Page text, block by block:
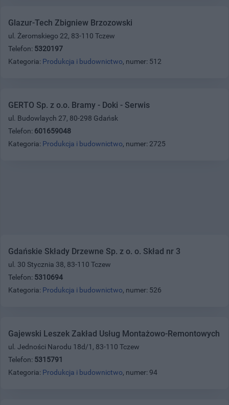
Glazur-Tech Zbigniew Brzozowski
ul. Żeromskiego 22, 83-110 Tczew
Telefon: 5320197
Kategoria: Produkcja i budownictwo, numer: 512
GERTO Sp. z o.o. Bramy - Doki - Serwis
ul. Budowlaych 27, 80-298 Gdańsk
Telefon: 601659048
Kategoria: Produkcja i budownictwo, numer: 2725
Gdańskie Składy Drzewne Sp. z o. o. Skład nr 3
ul. 30 Stycznia 38, 83-110 Tczew
Telefon: 5310694
Kategoria: Produkcja i budownictwo, numer: 526
Gajewski Leszek Zakład Usług Montażowo-Remontowych
ul. Jedności Narodu 18d/1, 83-110 Tczew
Telefon: 5315791
Kategoria: Produkcja i budownictwo, numer: 94